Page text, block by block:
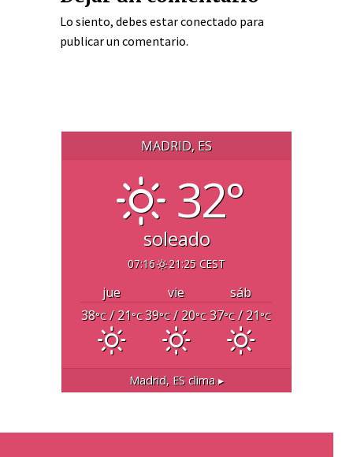
Lo siento, debes estarconectado para
publicar un comentario.
MADRID, ES
32°
soleado
07:16 21:25 CEST
jue vie
sáb
38°C/ 21°C39°C/ 20°C 37°C/ 21°C
Madrid, ES clima ▸